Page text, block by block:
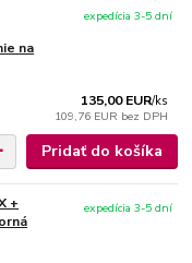
na
135,00 EUR/ks
109,76 EUR bez DPH
expedícia 3-5 dní
Pridať do košíka
+
expedícia 3-5 dní